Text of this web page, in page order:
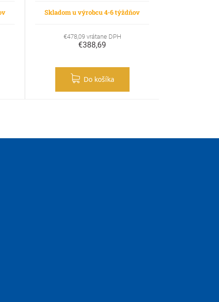
Skladom u výrobcu 4-6 týždňov
€478,09 vrátane DPH
€388,69
Do košíka